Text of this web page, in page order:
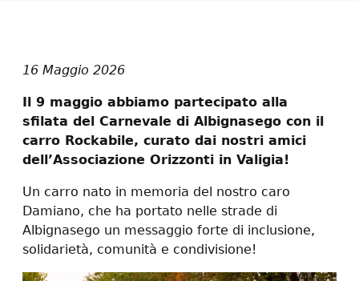
16 Maggio 2026
Il 9 maggio abbiamo partecipato alla
sfilata del Carnevale di Albignasego con il
carro Rockabile, curato dai nostri amici
dell’Associazione Orizzonti in Valigia!
Un carro nato in memoria del nostro caro
Damiano, che ha portato nelle strade di
Albignasego un messaggio forte di inclusione,
solidarietà, comunità e condivisione!